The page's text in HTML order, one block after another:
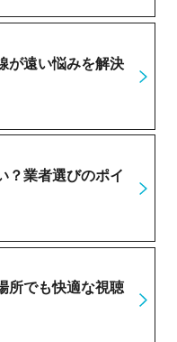
が遠い悩みを解決
？業者選びのポイ
所でも快適な視聴